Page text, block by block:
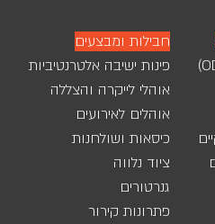
חבילות ומבצעים
פינות ישיבה אלטרנטיביות
אוהלי לייקרה והצללה
אוהלים לאירועים
כיסאות ושולחנות
ציוד נלווה
גנרטורים
פתרונות קירור